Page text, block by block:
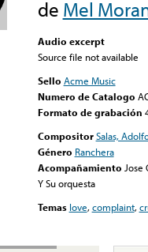
de Mel
Audio excerpt
Source file not available
Sello Acme Music
Numero de Catalogo
Formato de grabación
Compositor Salas,
Género Ranchera
Acompañamiento Jose
Y Su orquesta
Temas love,complaint,